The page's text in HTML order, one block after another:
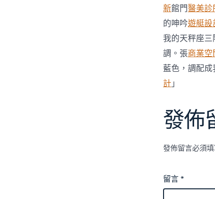
新館門醫美診
的呻吟遊艇設
我的天秤座三
調。張商業
藍色，調配成
計」
發佈
發佈留言必須
留言*